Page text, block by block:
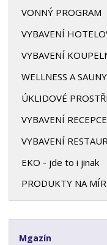
VONNÝ PROGRAM
VYBAVENÍ
VYBAVENÍ
WELLNESS A SAUNY
ÚKLIDOVÉ
VYBAVENÍ RECEPCE
VYBAVENÍ
EKO - jde to i jinak
PRODUKTY NA
Mgazín